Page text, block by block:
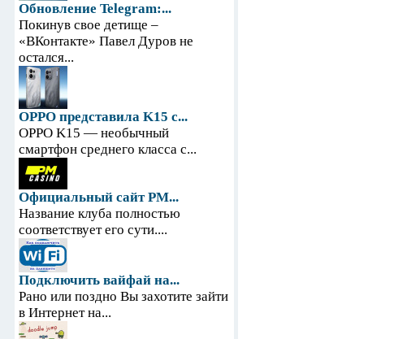
Обновление Telegram:...
Покинув свое детище –
«ВКонтакте» Павел Дуров не
остался...
OPPO представила K15 с...
OPPO K15 — необычный
смартфон среднего класса с...
Официальный сайт PM...
Название клуба полностью
соответствует его сути....
Подключить вайфай на...
Рано или поздно Вы захотите зайти
в Интернет на...